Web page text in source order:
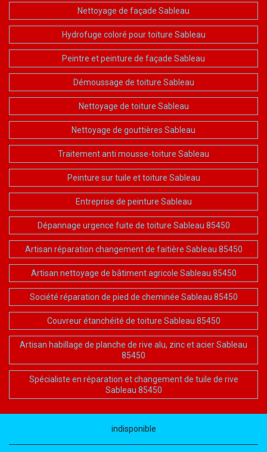
Nettoyage de façade Sableau
Hydrofuge coloré pour toiture Sableau
Peintre et peinture de façade Sableau
Démoussage de toiture Sableau
Nettoyage de toiture Sableau
Nettoyage de gouttières Sableau
Traitement anti mousse-toiture Sableau
Peinture sur tuile et toiture Sableau
Entreprise de peinture Sableau
Dépannage urgence fuite de toiture Sableau 85450
Artisan réparation changement de faitière Sableau 85450
Artisan nettoyage de bâtiment agricole Sableau 85450
Société réparation de pied de cheminée Sableau 85450
Couvreur étanchéité de toiture Sableau 85450
Artisan habillage de planche de rive alu, zinc et acier Sableau
85450
Spécialiste en réparation et changement de tuile de rive
Sableau 85450
indisponible